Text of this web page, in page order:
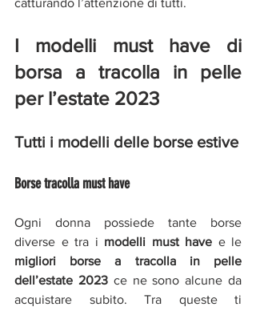
catturando l’attenzione di tutti.
I modelli must have di
borsa a tracolla in pelle
per l’estate 2023
Tutti i modelli delle borse estive
Borse tracolla must have
Ogni donna possiede tante borse
diverse e tra i modelli must have
migliori borse a tracolla in pelle
dell’estate 2023 ce ne sono alcune da
acquistare subito. Tra queste ti